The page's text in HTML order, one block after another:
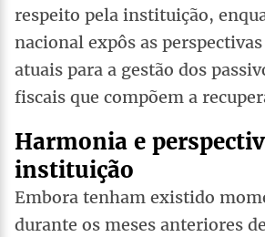
respeito pela instituição,
nacional expôs as
atuais para a gestão dos
fiscais que compõem a
Harmonia e
instituição
Embora tenham existido
durante os meses anteriores